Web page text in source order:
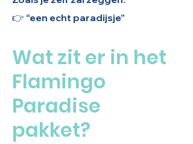
👉 “een echt paradijsje”
Wat zit er in het
Flamingo
Paradise
pakket?